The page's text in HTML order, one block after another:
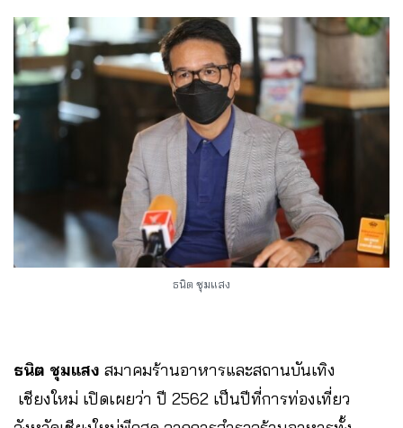
ธนิต ชุมแสง
ธนิต ชุมแสง​ สมาคมร้านอาหารและสถานบันเทิง​
เชียงใหม่​ เปิดเผยว่า ปี 2562 เป็นปีที่การท่องเที่ยว